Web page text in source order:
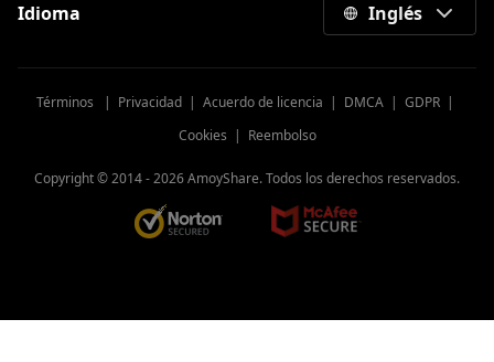
Idioma Inglés
Términos | Privacidad | Acuerdo de licencia | DMCA | GDPR |
Cookies | Reembolso
Copyright © 2014 -2026AmoyShare. Todos los derechos reservados.